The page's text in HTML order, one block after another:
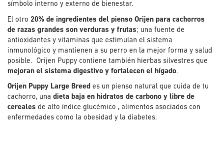
símbolo interno y externo de bienestar.
El otro 20% de ingredientes del pienso Orijen para cachorros
de razas grandes son verduras y frutas; una fuente de
antioxidantes y vitaminas que estimulan el sistema
inmunológico y mantienen a su perro en la mejor forma y salud
posible. Orijen Puppy contiene también hierbas silvestres que
mejoran el sistema digestivo y fortalecen el hígado.
Orijen Puppy Large Breed es un pienso natural que cuida de tu
cachorro, una dieta baja en hidratos de carbono y libre de
cereales de alto índice glucémico , alimentos asociados con
enfermedades como la obesidad y la diabetes.